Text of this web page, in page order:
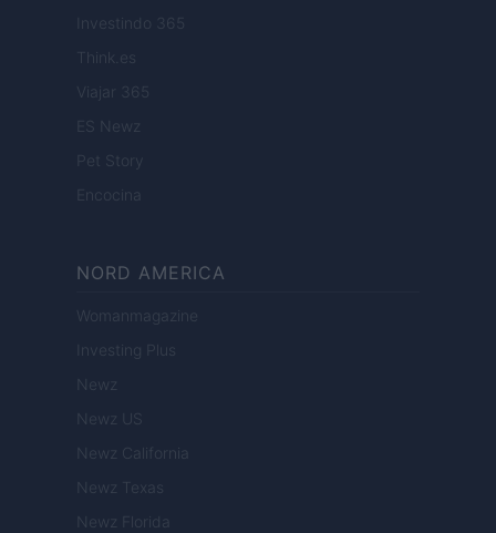
Investindo 365
Think.es
Viajar 365
ES Newz
Pet Story
Encocina
NORD AMERICA
Womanmagazine
Investing Plus
Newz
Newz US
Newz California
Newz Texas
Newz Florida